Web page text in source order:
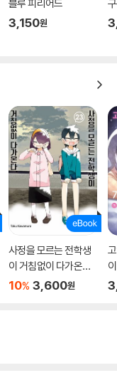
블루 피리어드
3,150원
사정을 모르는 전학생
이 거침없이 다가온다.
23권
10% 3,600원